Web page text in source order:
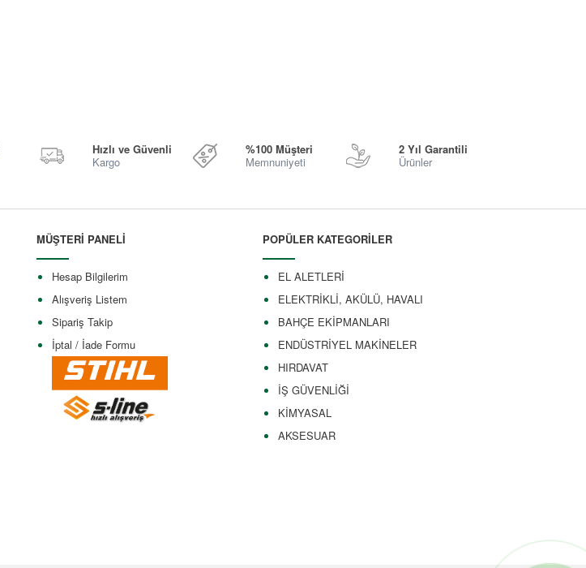
Hızlı ve Güvenli
Kargo
%100 Müşteri
Memnuniyeti
2 Yıl Garantili
Ürünler
MÜŞTERİ PANELİ
Hesap Bilgilerim
Alışveriş Listem
Sipariş Takip
İptal / İade Formu
POPÜLER KATEGORİLER
EL ALETLERİ
ELEKTRİKLİ, AKÜLÜ, HAVALI
BAHÇE EKİPMANLARI
ENDÜSTRİYEL MAKİNELER
HIRDAVAT
İŞ GÜVENLİĞİ
KİMYASAL
AKSESUAR